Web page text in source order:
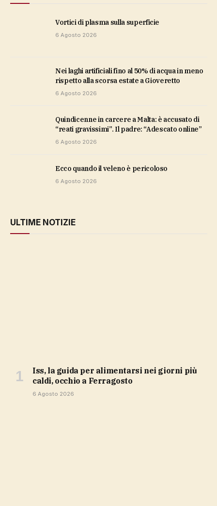
vortici di plasma sulla superficie
6 Agosto 2026
Nei laghi artificiali fino al 50% di acqua in meno
rispetto alla scorsa estate a Gioveretto
6 Agosto 2026
Quindicenne in carcere a Malta: è accusato di
“reati gravissimi”. Il padre: “Adescato online”
6 Agosto 2026
ecco quando il veleno è pericoloso
6 Agosto 2026
ULTIME NOTIZIE
Iss, la guida per alimentarsi nei giorni più
caldi, occhio a Ferragosto
6 Agosto 2026